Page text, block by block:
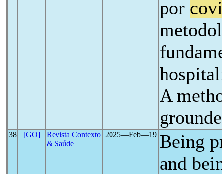
por
A
38 [GO]
Revista Contexto
& Saúde
2025―Feb―19 Being
and